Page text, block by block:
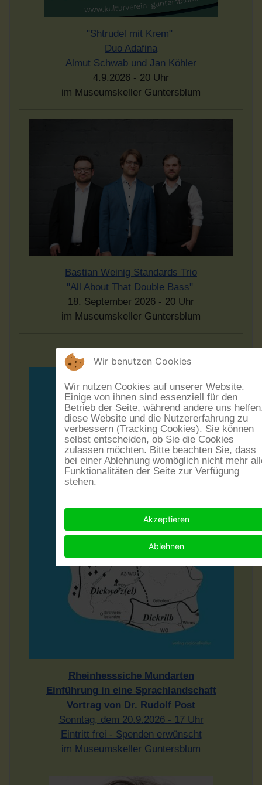
"Shtrudel mit Krem"
Duo Adafina
Almut Schwab und Jan Köhler
4.9.2026 - 20 Uhr
im Museumskeller Guntersblum
Bastian Weinig Standards Trio
"All About That Double Bass"
18. September 2026 - 20 Uhr
im Museumskeller Guntersblum
Rheinhesssiche Mundarten
Einführung in eine Sprachlandschaft
Vortrag von Dr. Rudolf Post
Sonntag, dem 20.9.2026 - 17 Uhr
Eintritt frei - Spenden erwünscht
im Museumskeller Guntersblum
Wir benutzen Cookies
Wir nutzen Cookies auf unserer Website.
Einige von ihnen sind essenziell für den
Betrieb der Seite, während andere uns
diese Website und die Nutzererfahrung zu
verbessern (Tracking Cookies). Sie können
selbst entscheiden, ob Sie die Cookies
zulassen möchten. Bitte beachten Sie, dass
bei einer Ablehnung womöglich nicht mehr
Funktionalitäten der Seite zur Verfügung
stehen.
Akzeptieren
Ablehnen